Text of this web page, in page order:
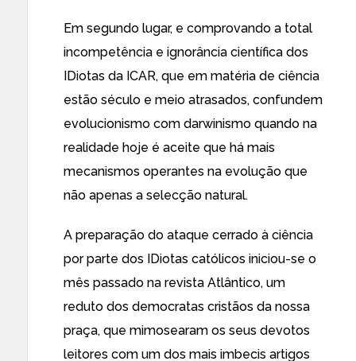
Em segundo lugar, e comprovando a total
incompetência e ignorância científica dos
IDiotas da ICAR, que em matéria de ciência
estão século e meio atrasados, confundem
evolucionismo com darwinismo quando na
realidade hoje é aceite que há mais
mecanismos operantes na evolução que
não apenas a selecção natural.
A preparação do ataque cerrado à ciência
por parte dos IDiotas católicos iniciou-se o
mês passado na revista Atlântico, um
reduto dos democratas cristãos da nossa
praça, que mimosearam os seus devotos
leitores com um dos mais imbecis artigos